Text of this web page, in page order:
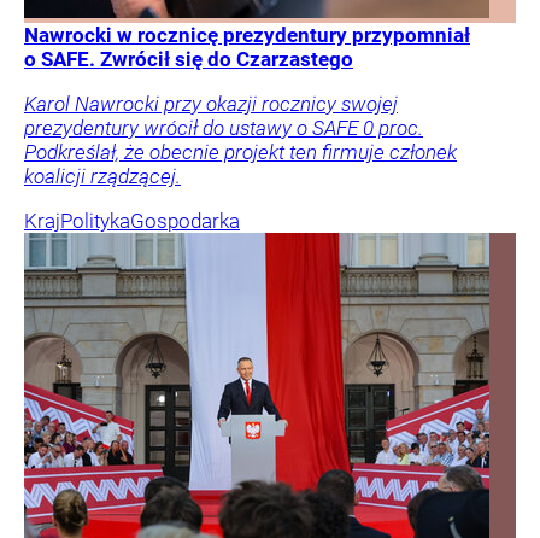
Nawrocki w rocznicę prezydentury przypomniał
o SAFE. Zwrócił się do Czarzastego
Karol Nawrocki przy okazji rocznicy swojej
prezydentury wrócił do ustawy o SAFE 0 proc.
Podkreślał, że obecnie projekt ten firmuje członek
koalicji rządzącej.
KrajPolitykaGospodarka